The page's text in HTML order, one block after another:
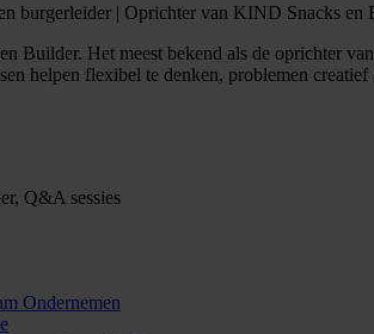
burgerleider | Oprichter van KIND Snacks
Builder. Het meest bekend als de oprichter
helpen flexibel te denken, problemen
Q&A sessies
Ondernemen